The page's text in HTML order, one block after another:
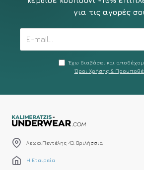
για τις αγορές
Έχω διαβάσει και
Όροι Χρήσης &
Λεωφ.Πεντέλης 43, Βριλήσσια
Η Εταιρεία